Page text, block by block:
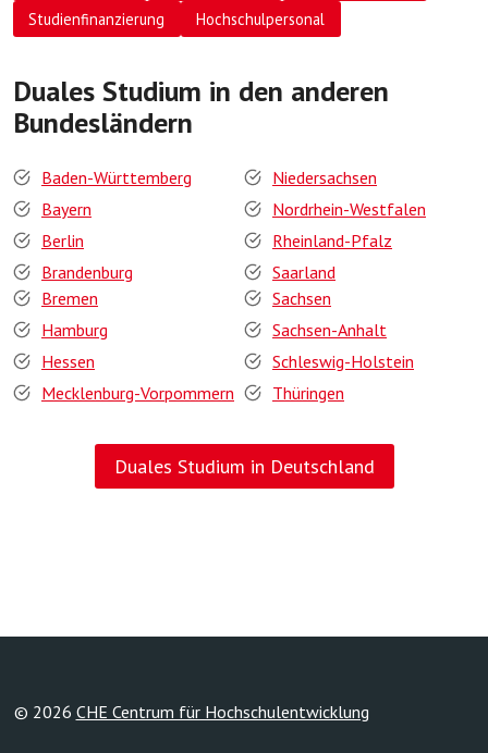
Studienfinanzierung
Hochschulpersonal
Duales Studium in den anderen
Bundesländern
Baden-Württemberg
Bayern
Berlin
Brandenburg
Bremen
Hamburg
Hessen
Mecklenburg-Vorpommern
Niedersachsen
Nordrhein-Westfalen
Rheinland-Pfalz
Saarland
Sachsen
Sachsen-Anhalt
Schleswig-Holstein
Thüringen
Duales Studium in Deutschland
© 2026 CHE Centrum für Hochschulentwicklung